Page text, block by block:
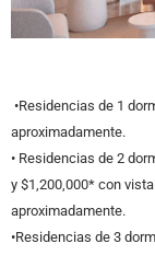
•Residencias de 1
aproximadamente.
• Residencias de 2
y $1,200,000* con
aproximadamente.
•Residencias de 3